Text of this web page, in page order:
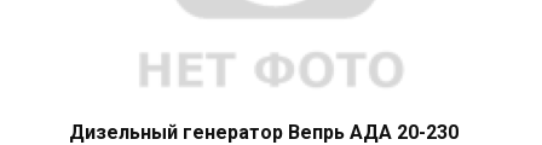
Дизельный генератор Вепрь АДА 20-230